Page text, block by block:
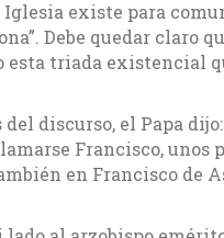
existe para
Debe quedar claro
esta triada existencial
del discurso, el Papa
Francisco, unos
en Francisco de